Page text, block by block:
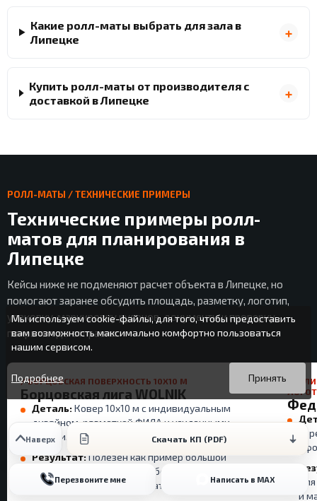
Какие ролл-маты выбрать для зала в
Липецке
Купить ролл-маты от производителя с
доставкой в Липецке
РОЛЛ-МАТЫ / ТЕХНИЧЕСКИЕ ПРИМЕРЫ
Технические примеры ролл-
матов для планирования в
Липецке
Кейсы ниже не подменяют расчет объекта в Липецке, но
помогают заранее обсудить площадь, разметку, логотип,
упаковку, маркировку рулонов, документы и проверку
покрытия до отправки.
/ БОРЦОВСКАЯ ПОВЕРХНОСТЬ 10X10 М
Борцовская лига WOLNIK
Деталь: Ковер 10x10 м с индивидуальным
дизайном, разметкой ФИЛА и усиленными
краями.
Результат:Полезен как пример большой
рабочей поверхности для борьбы и
соревновательного формата.
и
Наверх Скачать КП (PDF)
Перезвоните мне Написать в MAX
Мы используем cookie-файлы, для того, чтобы предоставить
вам возможность максимально комфортно пользоваться
нашим сервисом.
Вы можете подробнее прочитать о cookie-файлах в открытых
источниках или изменить настройки своего браузера.
Продолжая пользоваться данным сайтом без изменения
настроек вы даете согласие на использование ваших cookie-
файлов.
Принять
Подробнее